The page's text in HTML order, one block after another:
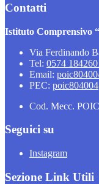
Contatti
Istituto Comprensivo
Via Ferdinando
Tel: 0574
Email:
PEC:
Cod. Mecc.
Seguici su
Instagram
Sezione Link Utili